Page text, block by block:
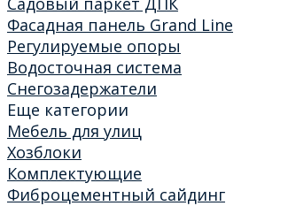
Фасадная панель Grand Line
Регулируемые опоры
Водосточная система
Снегозадержатели
Еще категории
Мебель для улиц
Хозблоки
Комплектующие
Фиброцементный сайдинг